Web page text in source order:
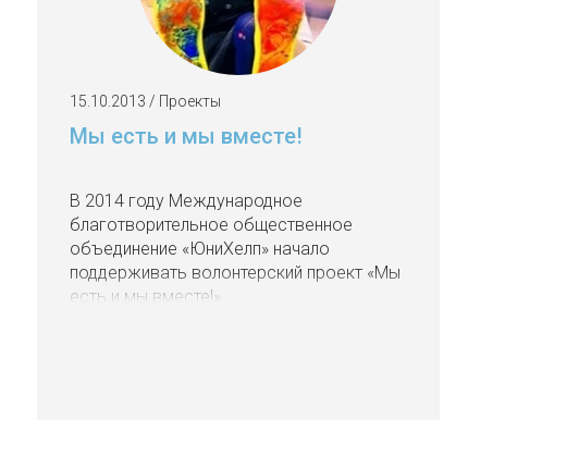
15.10.2013 / Проекты
Мы есть и мы вместе!
В 2014 году Международное
благотворительное общественное
объединение «ЮниХелп» начало
поддерживать волонтерский проект «Мы
есть и мы вместе!».